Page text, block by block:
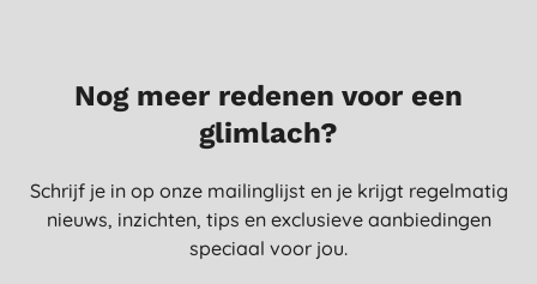
Nog meer redenen voor een
glimlach?
Schrijf je in op onze mailinglijst en je krijgt regelmatig
nieuws, inzichten, tips en exclusieve aanbiedingen
speciaal voor jou.